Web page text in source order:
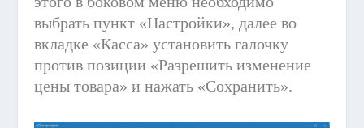
выбрать пункт «Настройки», далее во
вкладке «Касса» установить галочку
против позиции «Разрешить изменение
цены товара» и нажать «Сохранить».